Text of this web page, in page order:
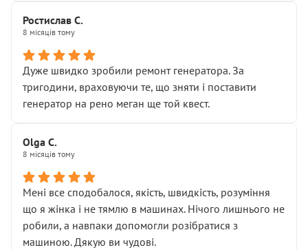
Хотілося б більше:
• належної уваги до авто
• прозорості в роботах і рахунках
• реальної діагностики, а не формального
“подивились і поїхав”
На жаль, складається враження, що сервіс працює не
Стосовно комунікації - все добре
звертатися до цього автосервісу.
Ростислав С.
8 місяців тому
Дуже швидко зробили ремонт генератора. За
тригодини, враховуючи те, що зняти і поставити
генератор на рено меган ще той квест.
Olga С.
8 місяців тому
Мені все сподобалося, якість, швидкість, розуміння
що я жінка і не тямлю в машинах. Нічого лишнього не
робили, а навпаки допомогли розібратися з
машиною. Дякую ви чудові.